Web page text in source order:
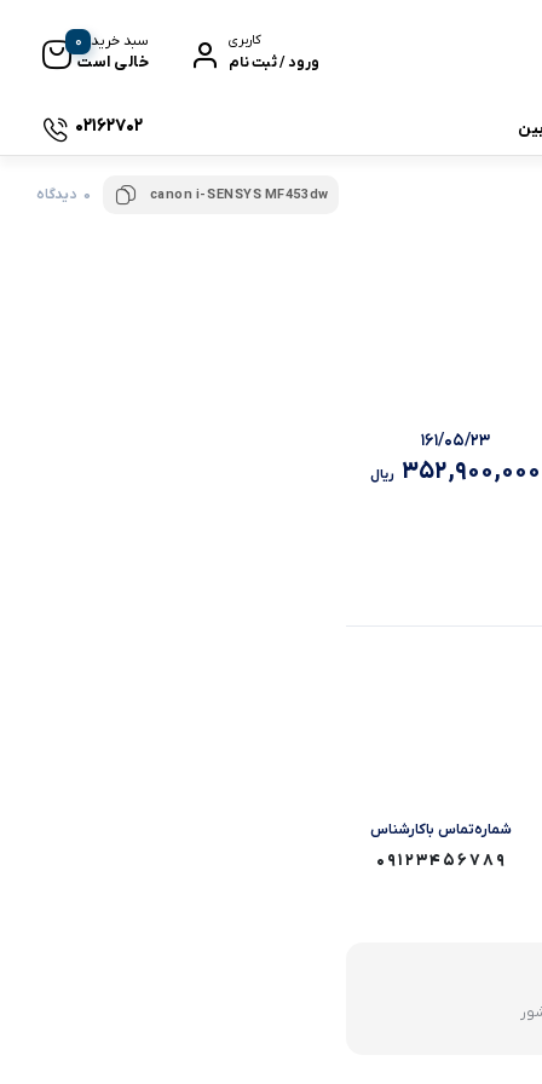
کاربری
ورود / ثبت نام
سبد خرید
خالی است
0
02162702
canon i-SENSYS MF453dw 0 دیدگاه
۱۶۱/۰۵/۲۳
352,900,000 ریال
شماره‌تماس‌ با‌کارشناس
09123456789